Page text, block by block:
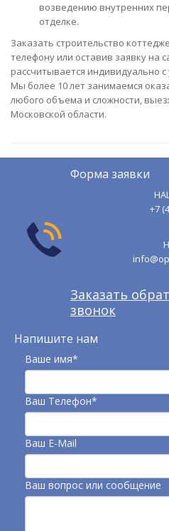
возведению внутренних
отделке.
Заказать строительство
телефону или оставив заявку на
рассчитывается индивидуально
Мы более 10 лет занимаемся
любого объема и сложности,
Московской области.
Форма заявки
+7
Заказать
звонок
Напишите нам
Ваше имя*
Ваш Телефон*
Ваш E-Mail
Ваш вопрос или сообщение